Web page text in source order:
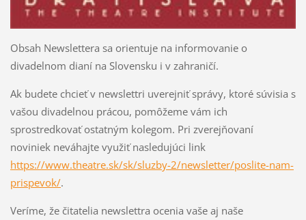
Obsah Newslettera sa orientuje na informovanie o
divadelnom dianí na Slovensku i v zahraničí.
Ak budete chcieť v newslettri uverejniť správy, ktoré súvisia s
vašou divadelnou prácou, pomôžeme vám ich
sprostredkovať ostatným kolegom. Pri zverejňovaní
noviniek neváhajte využiť nasledujúci link
https://www.theatre.sk/sk/sluzby-2/newsletter/poslite-nam-
prispevok/.
Veríme, že čitatelia newslettra ocenia vaše aj naše